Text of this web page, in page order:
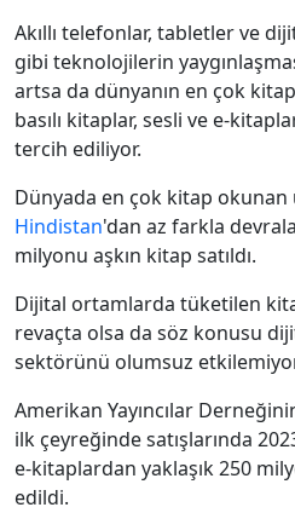
Akıllı telefonlar, tabletler ve
gibi teknolojilerin
artsa da dünyanın en çok
basılı kitaplar, sesli ve e-
tercih ediliyor.
Dünyada en çok kitap okunan
Hindistan'dan az farkla
milyonu aşkın kitap satıldı.
Dijital ortamlarda tüketilen
revaçta olsa da söz konusu
sektörünü olumsuz
Amerikan Yayıncılar
ilk çeyreğinde satışlarında
e-kitaplardan yaklaşık 250
edildi.